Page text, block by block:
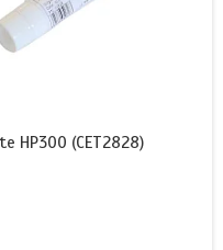
HP300 (CET2828)